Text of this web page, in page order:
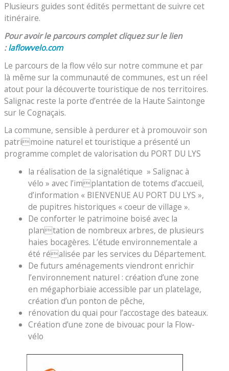
Plusieurs guides sont édités permettant de suivre cet
itinéraire.
Pour avoir le parcours complet cliquez sur le lien
:laflowvelo.com
Le parcours de la flow vélo sur notre commune et par
là même sur la communauté de communes, est un réel
atout pour la découverte touristique de nos territoires.
Salignac reste la porte d’entrée de la Haute Saintonge
sur le Cognaçais.
La commune, sensible à perdurer et à promouvoir son
patrimoine naturel et touristique a présenté un
programme complet de valorisation du PORT DU LYS
la réalisation de la signalétique » Salignac à
vélo » avec l’implantation de totems d’accueil,
d’information « BIENVENUE AU PORT DU LYS »,
de pupitres historiques « coeur de village ».
De conforter le patrimoine boisé avec la
plantation de nombreux arbres, de plusieurs
haies bocagères. L’étude environnementale a
été réalisée par les services du Département.
De futurs aménagements viendront enrichir
l’environnement naturel : création d’une zone
en mégaphorbiaie accessible par un platelage,
création d’un ponton de pêche,
rénovation du quai pour l’accostage des bateaux.
Création d’une zone de bivouac pour la Flow-
vélo